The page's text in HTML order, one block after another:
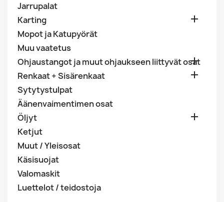
Jarrupalat
Karting

Mopot ja Katupyörät
Muu vaatetus
Ohjaustangot ja muut ohjaukseen liittyvät osat

Renkaat + Sisärenkaat 
Sytytystulpat
Äänenvaimentimen osat
Öljyt

Ketjut
Muut / Yleisosat
Käsisuojat
Valomaskit
Luettelot / teidostoja